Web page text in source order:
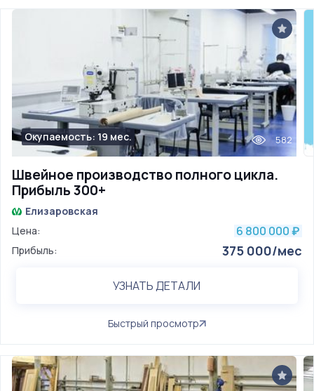
Швейное производство полного цикла.
Прибыль 300+
Окупаемость: 19 мес. 582
Елизаровская
Цена:
6 800 000 ₽
Прибыль: 375 000/мес
УЗНАТЬ ДЕТАЛИ
Быстрый просмотр